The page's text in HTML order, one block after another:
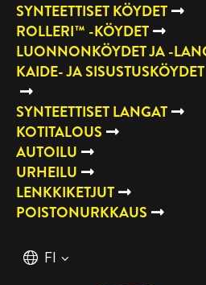
SYNTEETTISET KÖYDET
ROLLERI™ -KÖYDET
LUONNONKÖYDET JA -
KAIDE- JA
SYNTEETTISET LANGAT
KOTITALOUS
AUTOILU
URHEILU
LENKKIKETJUT
POISTONURKKAUS
Suomi
FI